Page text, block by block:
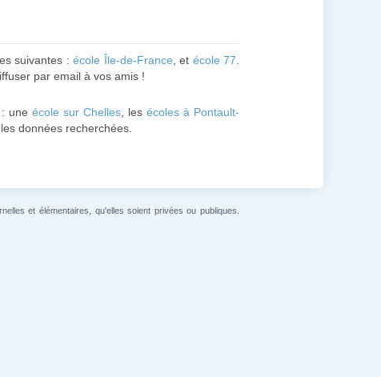
suivantes : école Île-de-France , et école 77
par email à vos amis !
: uneécole sur Chelles , lesécoles à Pontault-
les données recherchées.
et élémentaires, qu'elles soient privées ou publiques.